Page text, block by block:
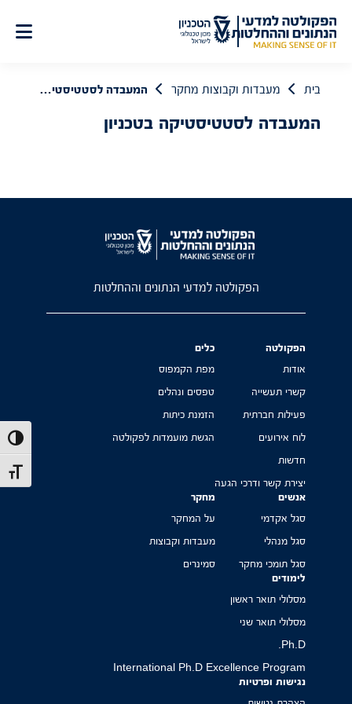
לתוכן
מתג
בית מעבדות וקבוצות מחקר המעבדה לסטטיסטיקה בטכניון
המעבדה לסטטיסטיקה בטכניון
הפקולטה למדעי הנתונים וההחלטות
הפקולטה
אודות
קשרי תעשייה
פעילות חברתית
לוח אירועים
חדשות
יצירת קשר ודרכי הגעה
כלים
מפת הקמפוס
טפסים ונהלים
הזמנת כיתות
הגשת מועמדות לפקולטה
אנשים
סגל אקדמי
סגל מנהלי
סגל תומכי מחקר
מחקר
על המחקר
מעבדות וקבוצות
סמינרים
לימודים
מסלולי תואר ראשון
מסלולי תואר שני
Ph.D.
International Ph.D Excellence Program
נגישות ופרטיות